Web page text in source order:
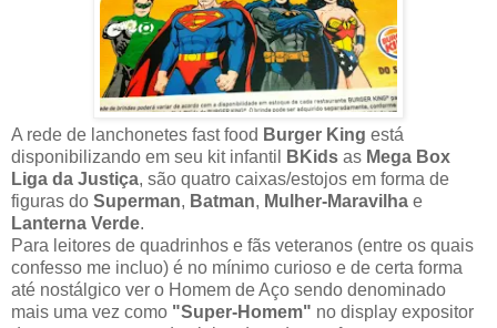
A rede de lanchonetes fast food Burger King está
disponibilizando em seu kit infantil
BKids as Mega Box
Liga da Justiça, são quatro caixas/estojos em forma de
figuras do Superman, Batman, Mulher-Maravilha e
Lanterna Verde.
Para leitores de quadrinhos e fãs veteranos (entre os quais
confesso me incluo) é no mínimo curioso e de certa forma
até nostálgico ver o Homem de Aço sendo denominado
mais uma vez como "Super-Homem" no display expositor